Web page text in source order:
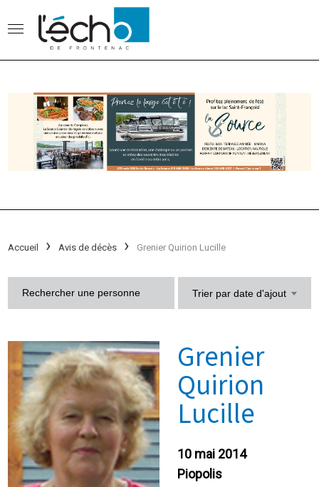
Accueil Avis de décès Grenier Quirion Lucille
Trier par date d'ajout
Grenier
Quirion
Lucille
10 mai 2014
Piopolis